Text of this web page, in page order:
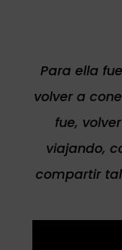
Para ella
volver a
fue,
viajando,
compartir